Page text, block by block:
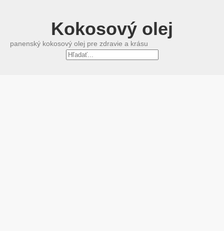
Kokosový olej
panenský kokosový olej pre zdravie a krásu